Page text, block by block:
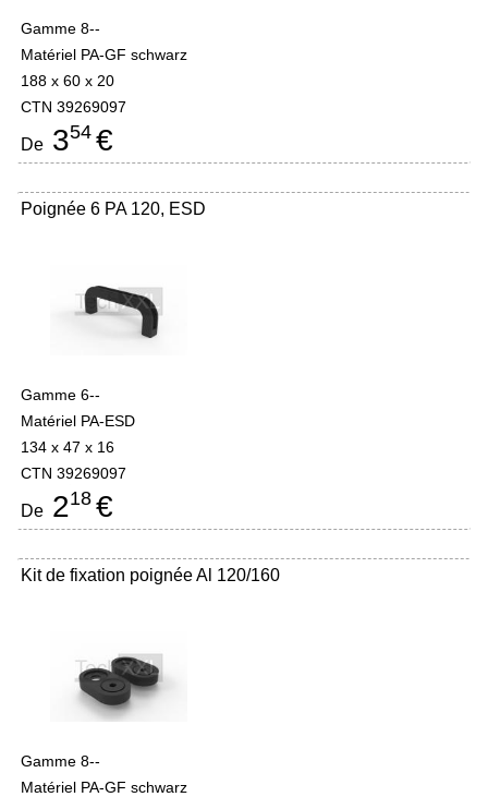
Gamme 8--
Matériel PA-GF schwarz
188 x 60 x 20
CTN 39269097
De 354 €
Poignée 6 PA 120, ESD
Gamme 6--
Matériel PA-ESD
134 x 47 x 16
CTN 39269097
De 218 €
Kit de fixation poignée Al 120/160
Gamme 8--
Matériel PA-GF schwarz